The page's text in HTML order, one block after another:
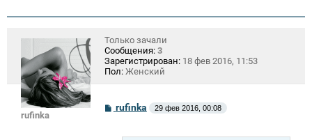
rufinka
Только зачали
Сообщения: 3
Зарегистрирован: 18 фев 2016, 11:53
Пол: Женский
Сrufinka 29 фев 2016, 00:08